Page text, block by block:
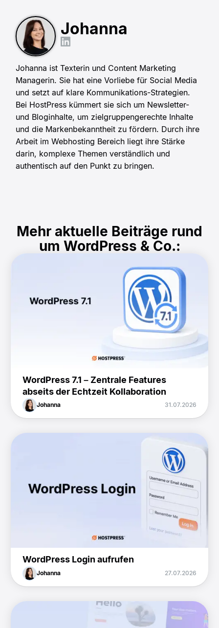
Johanna
Johanna ist Texterin und Content Marketing
Managerin. Sie hat eine Vorliebe für Social Media
und setzt auf klare Kommunikations-Strategien.
Bei HostPress kümmert sie sich um Newsletter-
und Bloginhalte, um zielgruppengerechte Inhalte
und die Markenbekanntheit zu fördern. Durch ihre
Arbeit im Webhosting Bereich liegt ihre Stärke
darin, komplexe Themen verständlich und
authentisch auf den Punkt zu bringen.
Mehr aktuelle Beiträge rund
um WordPress & Co.:
WordPress 7.1 – Zentrale Features
abseits der Echtzeit Kollaboration
Johanna 31.07.2026
WordPress Login aufrufen
Johanna 27.07.2026